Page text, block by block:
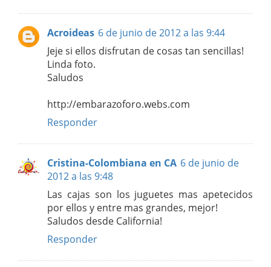
Acroideas 6 de junio de 2012 a las 9:44
Jeje si ellos disfrutan de cosas tan sencillas!
Linda foto.
Saludos
http://embarazoforo.webs.com
Responder
Cristina-Colombiana en CA 6 de junio de
2012 a las 9:48
Las cajas son los juguetes mas apetecidos
por ellos y entre mas grandes, mejor!
Saludos desde California!
Responder